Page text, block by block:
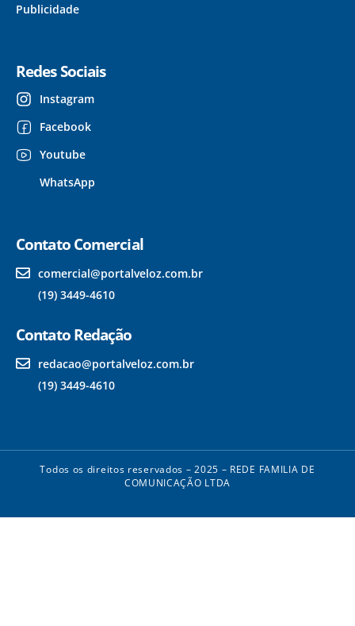
Publicidade
Redes Sociais
Instagram
Facebook
Youtube
WhatsApp
Contato Comercial
comercial@portalveloz.com.br
(19) 3449-4610
Contato Redação
redacao@portalveloz.com.br
(19) 3449-4610
Todos os direitos reservados – 2025 – REDE FAMILIA DE
COMUNICAÇÃO LTDA